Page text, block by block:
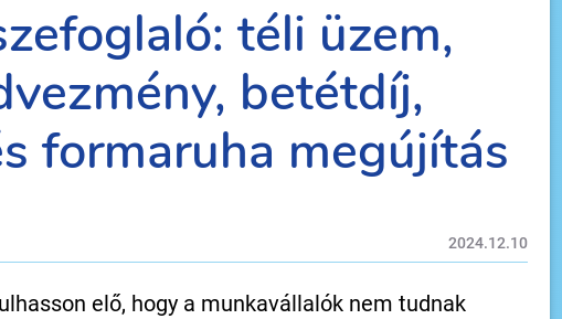
téli üzem,
betétdíj,
formaruha megújítás
2024.12.10
elő, hogy a munkavállalók nem tudnak